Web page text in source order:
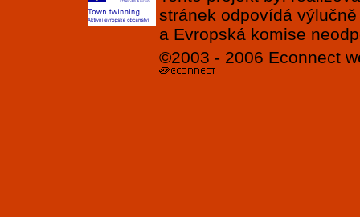
stránek odpovídá
a Evropská komise
©2003 - 2006 Econnect